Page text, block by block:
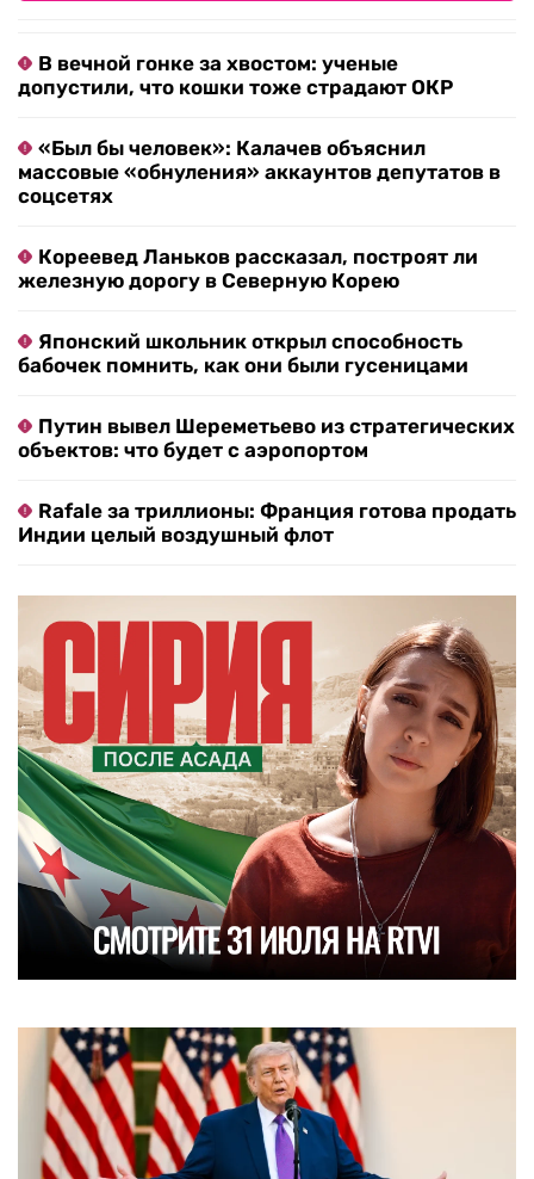
В вечной гонке за хвостом: ученые
допустили, что кошки тоже страдают ОКР
«Был бы человек»: Калачев объяснил
массовые «обнуления» аккаунтов депутатов в
соцсетях
Кореевед Ланьков рассказал, построят ли
железную дорогу в Северную Корею
Японский школьник открыл способность
бабочек помнить, как они были гусеницами
Путин вывел Шереметьево из стратегических
объектов: что будет с аэропортом
Rafale за триллионы: Франция готова продать
Индии целый воздушный флот